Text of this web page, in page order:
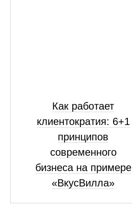
Как работает
клиентократия: 6+1
принципов
современного
бизнеса на примере
«ВкусВилла»